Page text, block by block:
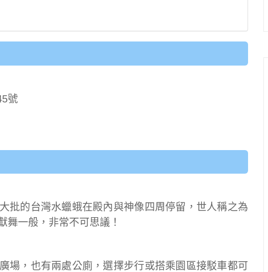
號
批的台灣水蠟蛾在殿內與神像四周停留，世人稱之為
舞一般，非常不可思議！
場，也有兩處公廁，選擇步行或搭乘園區接駁車都可